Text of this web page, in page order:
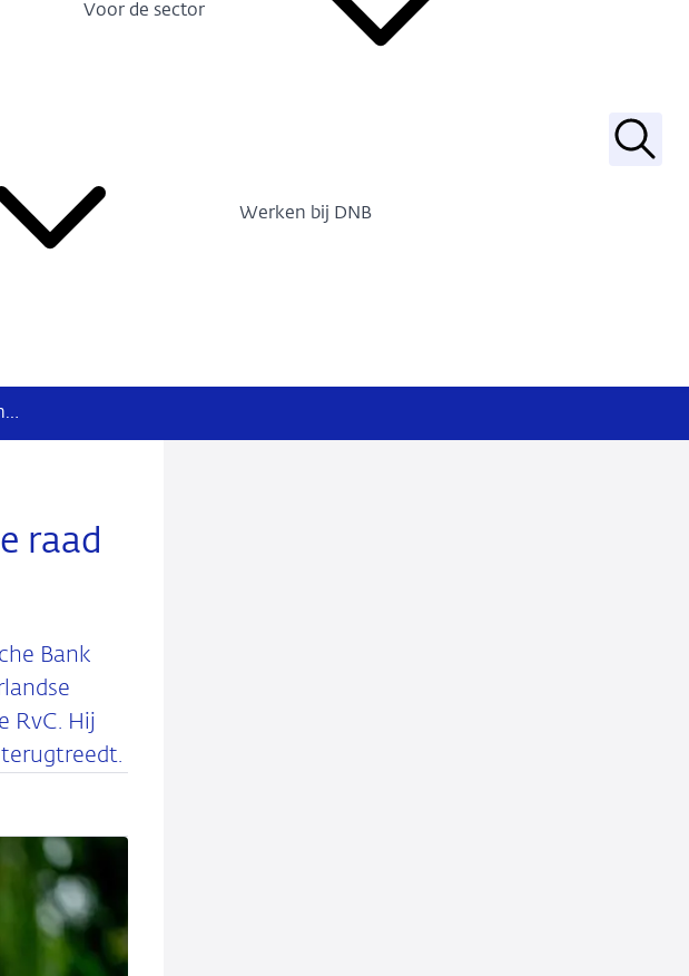
Voor de sector
Werken bij DNB
Zoek
Martin van Rijn benoemd tot voorzitter van de raad van commissarissen van DNB per 1 juni 2023
raad
Bank
RvC. Hij